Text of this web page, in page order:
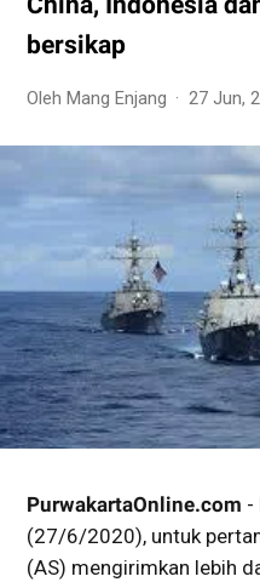
bersikap
Oleh Mang Enjang 27 Jun,
PurwakartaOnline.com -
(27/6/2020), untuk
(AS) mengirimkan lebih